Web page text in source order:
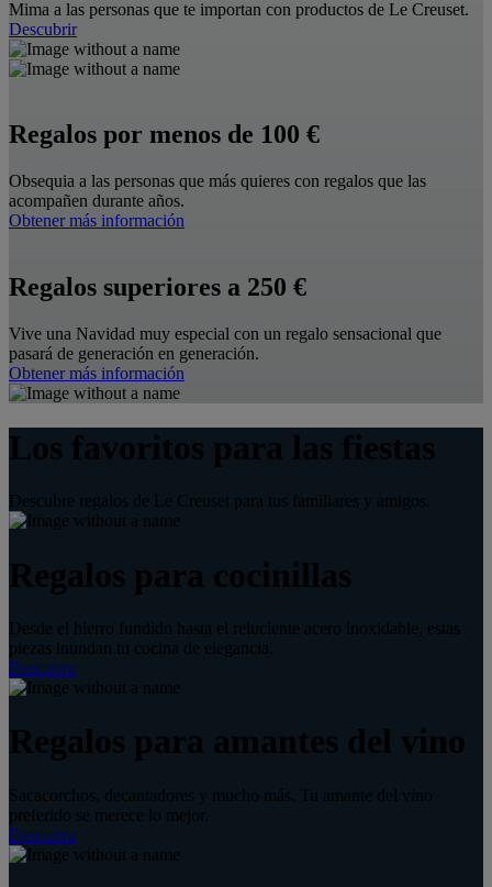
Mima a las personas que te importan con productos de Le Creuset.
Descubrir
Regalos por menos de 100 €
Obsequia a las personas que más quieres con regalos que las
acompañen durante años.
Obtener más información
Regalos superiores a 250 €
Vive una Navidad muy especial con un regalo sensacional que
pasará de generación en generación.
Obtener más información
Los favoritos para las fiestas
Descubre regalos de Le Creuset para tus familiares y amigos.
Regalos para cocinillas
Desde el hierro fundido hasta el reluciente acero inoxidable, estas
piezas inundan tu cocina de elegancia.
Descubrir
Regalos para amantes del vino
Sacacorchos, decantadores y mucho más. Tu amante del vino
preferido se merece lo mejor.
Descubrir